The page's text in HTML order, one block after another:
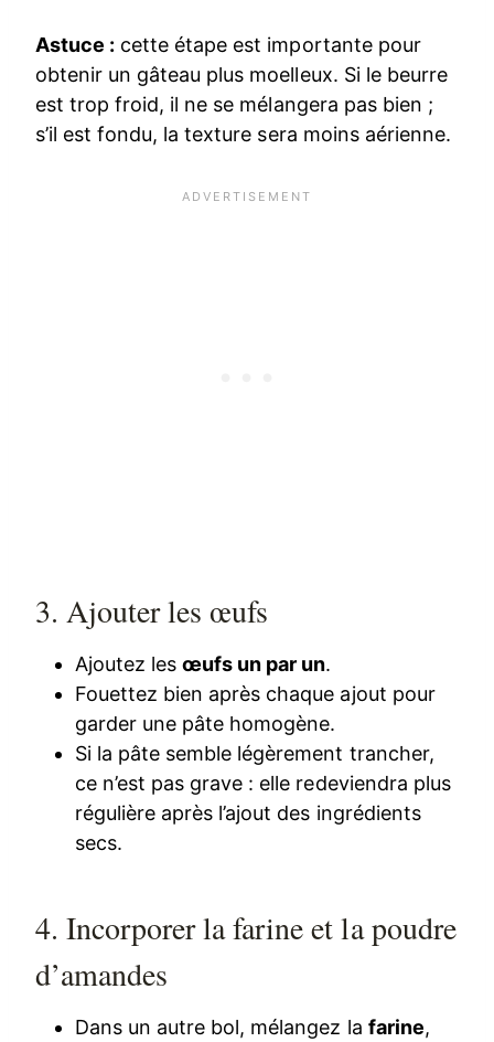
Astuce : cette étape est importante pour
obtenir un gâteau plus moelleux. Si le beurre
est trop froid, il ne se mélangera pas bien ;
s’il est fondu, la texture sera moins aérienne.
3. Ajouter les œufs
Ajoutez lesœufs un par un.
Fouettez bien après chaque ajout pour
garder une pâte homogène.
Si la pâte semble légèrement trancher,
ce n’est pas grave : elle redeviendra plus
régulière après l’ajout des ingrédients
secs.
4. Incorporer la farine et la poudre
d’amandes
Dans un autre bol, mélangez la farine,